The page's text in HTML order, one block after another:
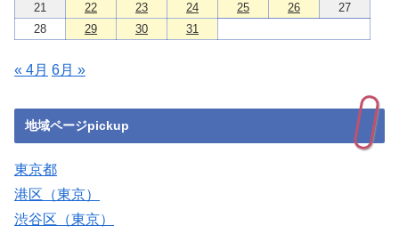
21
22 23 24 25 26
27
28
29 30 31
« 4月 6月 »
地域ページpickup
東京都
港区（東京）
渋谷区（東京）